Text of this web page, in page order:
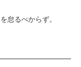
怠るべからず。